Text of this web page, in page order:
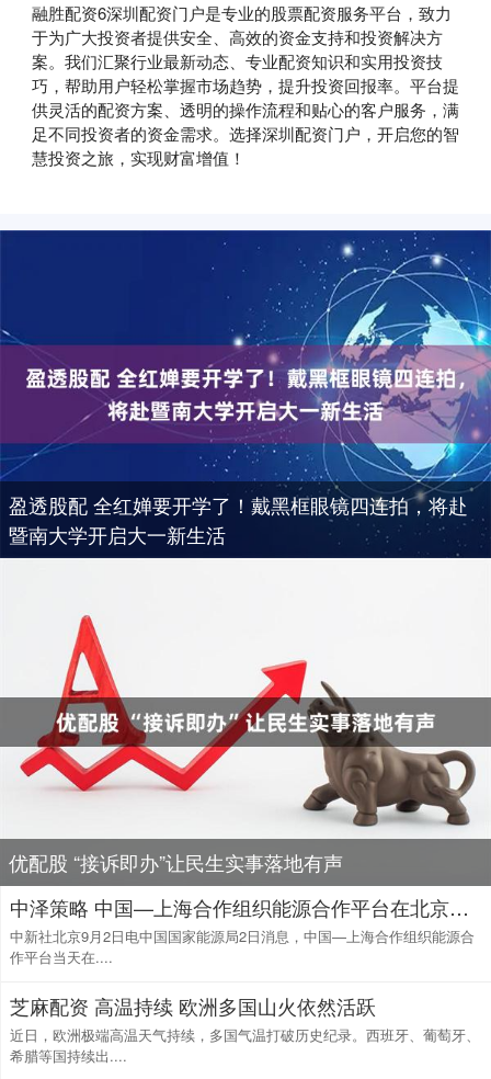
融胜配资6深圳配资门户是专业的股票配资服务平台，致力
于为广大投资者提供安全、高效的资金支持和投资解决方
案。我们汇聚行业最新动态、专业配资知识和实用投资技
巧，帮助用户轻松掌握市场趋势，提升投资回报率。平台提
供灵活的配资方案、透明的操作流程和贴心的客户服务，满
足不同投资者的资金需求。选择深圳配资门户，开启您的智
慧投资之旅，实现财富增值！
盈透股配 全红婵要开学了！戴黑框眼镜四连拍，将赴
暨南大学开启大一新生活
优配股 “接诉即办”让民生实事落地有声
中泽策略 中国—上海合作组织能源合作平台在北京揭牌
中新社北京9月2日电中国国家能源局2日消息，中国—上海合作组织能源合
作平台当天在....
芝麻配资 高温持续 欧洲多国山火依然活跃
近日，欧洲极端高温天气持续，多国气温打破历史纪录。西班牙、葡萄牙、
希腊等国持续出....